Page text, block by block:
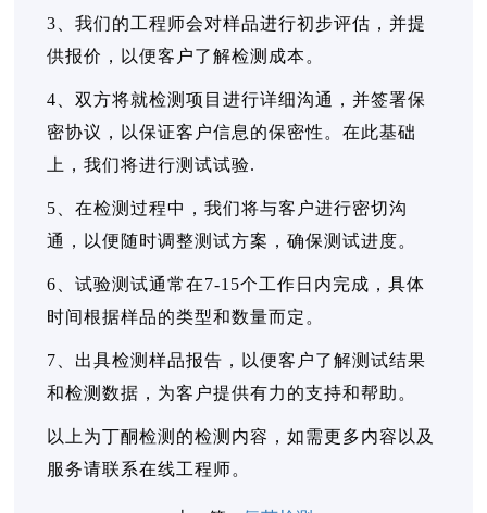
3、我们的工程师会对样品进行初步评估，并提
供报价，以便客户了解检测成本。
4、双方将就检测项目进行详细沟通，并签署保
密协议，以保证客户信息的保密性。在此基础
上，我们将进行测试试验.
5、在检测过程中，我们将与客户进行密切沟
通，以便随时调整测试方案，确保测试进度。
6、试验测试通常在7-15个工作日内完成，具体
时间根据样品的类型和数量而定。
7、出具检测样品报告，以便客户了解测试结果
和检测数据，为客户提供有力的支持和帮助。
以上为丁酮检测的检测内容，如需更多内容以及
服务请联系在线工程师。